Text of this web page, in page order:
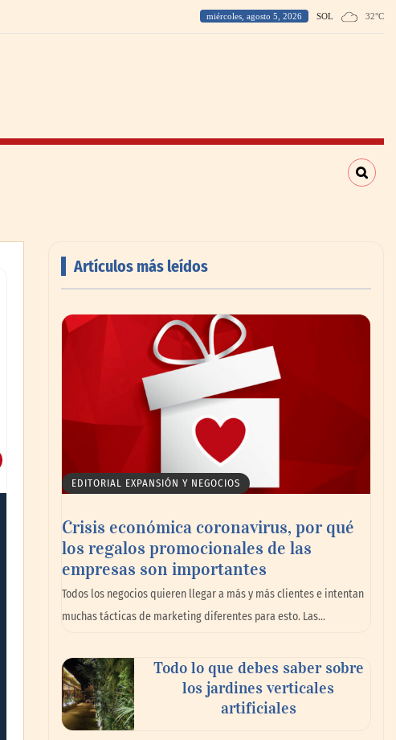
miércoles, agosto 5, 2026 SOL 32°C
Artículos más leídos
EDITORIAL EXPANSIÓN Y NEGOCIOS
Crisis económica coronavirus, por qué
los regalos promocionales de las
empresas son importantes
Todos los negocios quieren llegar a más y más clientes e intentan
muchas tácticas de marketing diferentes para esto. Las…
Todo lo que debes saber sobre
los jardines verticales
artificiales